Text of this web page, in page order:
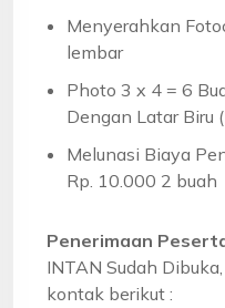
Menyerahkan
lembar
Photo 3 x 4 = 6
Dengan Latar Biru
Melunasi Biaya
Rp. 10.000 2 buah
Penerimaan
INTAN Sudah
kontak berikut :